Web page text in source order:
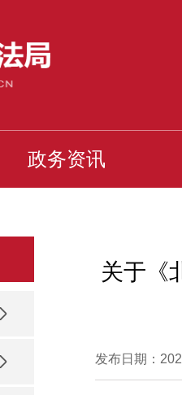
政务资讯
关于《
发布日期：